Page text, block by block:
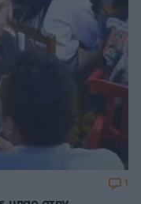
1